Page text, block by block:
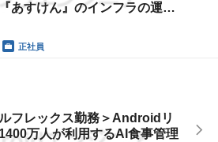
あすけん』のインフラの運
うリニューアルをお任せ
正社員
フレックス勤務＞Androidリ
万人が利用するAI食事管理